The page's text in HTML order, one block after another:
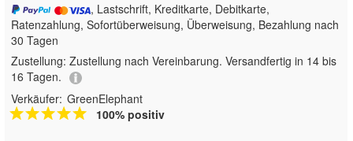
, Lastschrift, Kreditkarte, Debitkarte,
Ratenzahlung, Sofortüberweisung, Überweisung, Bezahlung nach
30 Tagen
Zustellung: Zustellung nach Vereinbarung. Versandfertig in 14 bis
16 Tagen.
Verkäufer: GreenElephant
100% positiv